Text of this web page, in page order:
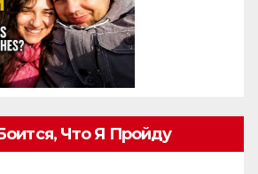
Что Я Пройду